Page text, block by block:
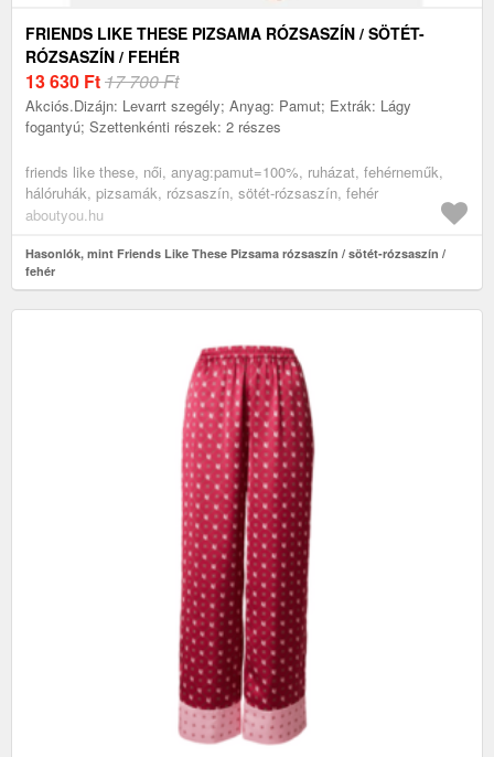
FRIENDS LIKE THESE PIZSAMA RÓZSASZÍN / SÖTÉT-
RÓZSASZÍN / FEHÉR
13 630 Ft17 700 Ft
Akciós.Dizájn: Levarrt szegély; Anyag: Pamut; Extrák: Lágy
fogantyú; Szettenkénti részek: 2 részes
friends like these, női, anyag:pamut=100%, ruházat, fehérneműk,
hálóruhák, pizsamák, rózsaszín, sötét-rózsaszín, fehér
aboutyou.hu
Hasonlók, mint Friends Like These Pizsama rózsaszín / sötét-rózsaszín /
fehér